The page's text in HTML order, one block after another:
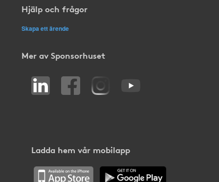
Hjälp och frågor
Skapa ett ärende
Mer av Sponsorhuset
Ladda hem vår mobilapp